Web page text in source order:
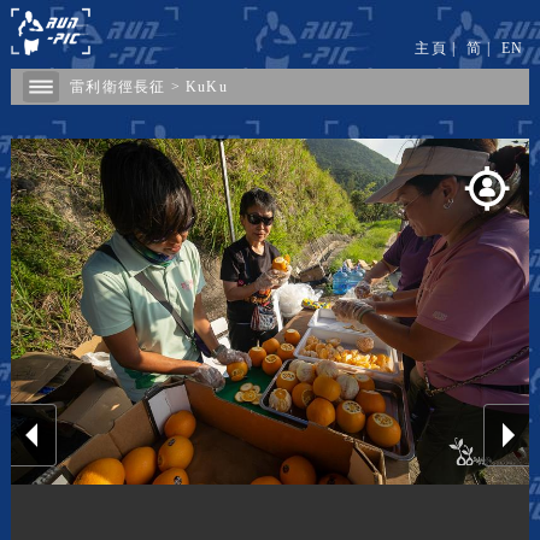
雷利衛徑長征 > KuKu
主頁 | 简| EN